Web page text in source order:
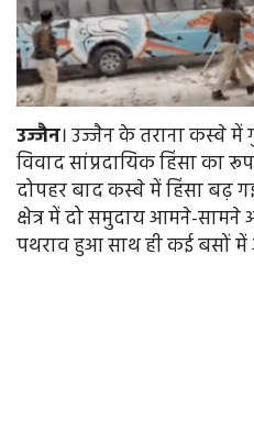
उज्जैन। उज्जैन के तराना कस्बे
विवाद सांप्रदायिक हिंसा का
दोपहर बाद कस्बे में हिंसा बढ़
क्षेत्र में दो समुदाय आमने-सामने
पथराव हुआ साथ ही कई बसों में